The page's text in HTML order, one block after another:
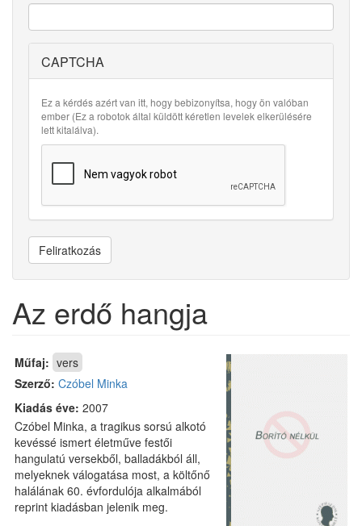
CAPTCHA
Ez a kérdés azért van itt, hogy bebizonyítsa, hogy ön valóban
ember (Ez a robotok által küldött kéretlen levelek elkerülésére
lett kitalálva).
Feliratkozás
Az erdő hangja
Műfaj: vers
Szerző: Czóbel Minka
Kiadás éve: 2007
Czóbel Minka, a tragikus sorsú alkotó
kevéssé ismert életműve festői
hangulatú versekből, balladákból áll,
melyeknek válogatása most, a költőnő
halálának 60. évfordulója alkalmából
reprint kiadásban jelenik meg.